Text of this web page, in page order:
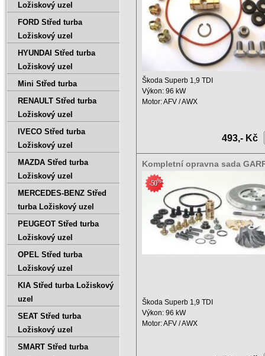
Škoda Superb 1,9 TDI
Výkon: 96 kW
Motor: AFV / AWX
493,- Kč
Kompletní opravna sada
717858-9009S 717858-5008S
-50%
Škoda Superb 1,9 TDI
Výkon: 96 kW
Motor: AFV / AWX
Ložiskový uzel
FORD Střed turba
Ložiskový uzel
HYUNDAI Střed turba
Ložiskový uzel
Mini Střed turba
RENAULT Střed turba
Ložiskový uzel
IVECO Střed turba
Ložiskový uzel
MAZDA Střed turba
Ložiskový uzel
MERCEDES-BENZ Střed
turba Ložiskový uzel
PEUGEOT Střed turba
Ložiskový uzel
OPEL Střed turba
Ložiskový uzel
KIA Střed turba Ložiskový
uzel
SEAT Střed turba
Ložiskový uzel
SMART Střed turba